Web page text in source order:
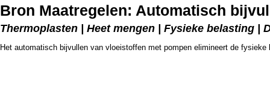
Bron Maatregelen: Automatisch
Thermoplasten | Heet mengen | Fysieke belasting |
Het automatisch bijvullen van vloeistoffen met pompen elimineert de